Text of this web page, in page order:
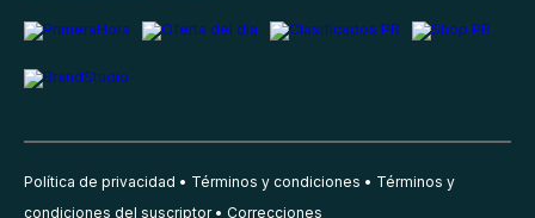
Política de privacidad Términos y condiciones
Términos y
condiciones del suscriptor
Correcciones